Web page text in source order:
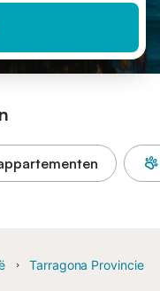
Tarragona Provincie